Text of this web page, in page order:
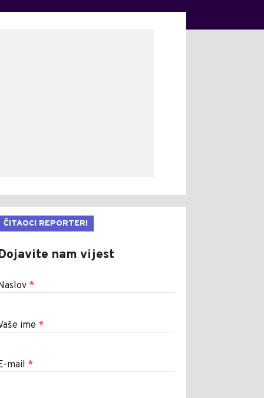
ČITAOCI REPORTERI
nam vijest
*
ime *
mail *